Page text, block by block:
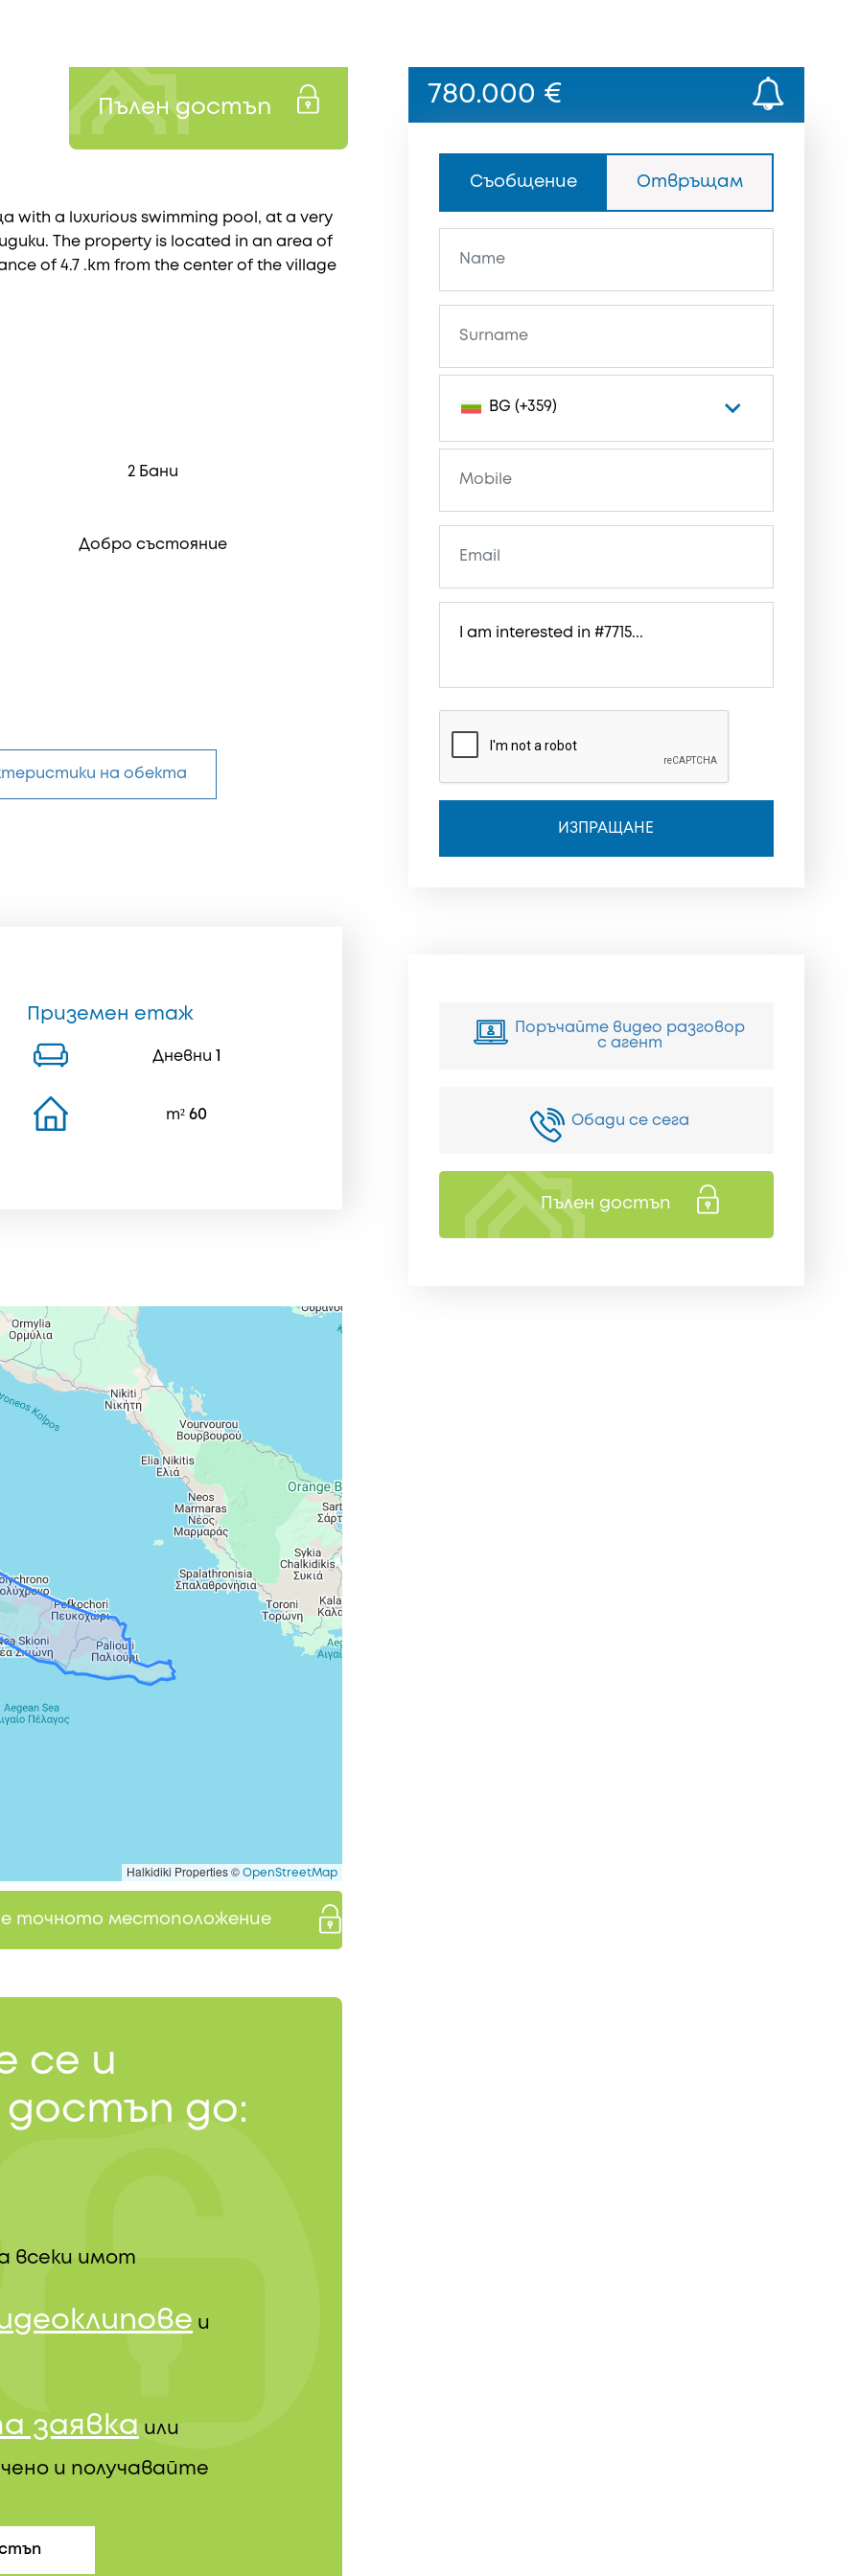
Пълен достъп
with a luxurious swimming pool, at a very
The property is located in an area of
of 4.7 .km from the center of the village
2 Бани
Добро състояние
на обекта
Приземен етаж
Дневни
m²60
Halkidiki Properties © OpenStreetMap
точното местоположение
се и
достъп до:
всеки имот
и
заявка или
и получавайте
780.000 €
Съобщение Отвръщам
BG (+359)
ИЗПРАЩАНЕ
Поръчайте видео разговор
с агент
Обади се сега
Пълен достъп